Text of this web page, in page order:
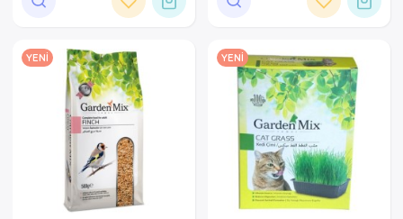
YENI YENI